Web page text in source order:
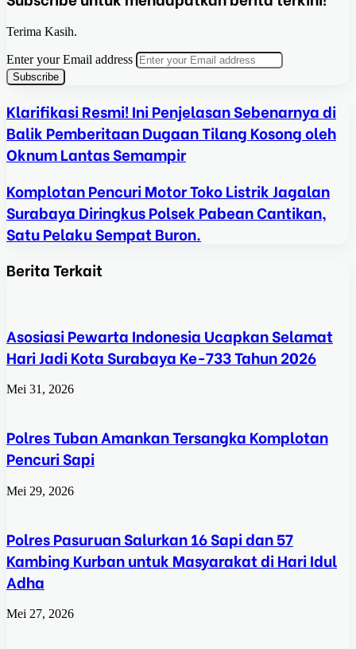
Terima Kasih.
Enter your Email address
Klarifikasi Resmi! Ini Penjelasan Sebenarnya di
Balik Pemberitaan Dugaan Tilang Kosong oleh
Oknum Lantas Semampir
Komplotan Pencuri Motor Toko Listrik Jagalan
Surabaya Diringkus Polsek Pabean Cantikan,
Satu Pelaku Sempat Buron.
Berita Terkait
Asosiasi Pewarta Indonesia Ucapkan Selamat
Hari Jadi Kota Surabaya Ke-733 Tahun 2026
Mei 31, 2026
Polres Tuban Amankan Tersangka Komplotan
Pencuri Sapi
Mei 29, 2026
Polres Pasuruan Salurkan 16 Sapi dan 57
Kambing Kurban untuk Masyarakat di Hari Idul
Adha
Mei 27, 2026